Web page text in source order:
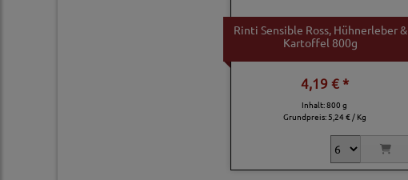
Rinti Sensible Ross, Hühnerleber &
Kartoffel 800g
4,19 € *
Inhalt: 800 g
Grundpreis: 5,24 € / Kg